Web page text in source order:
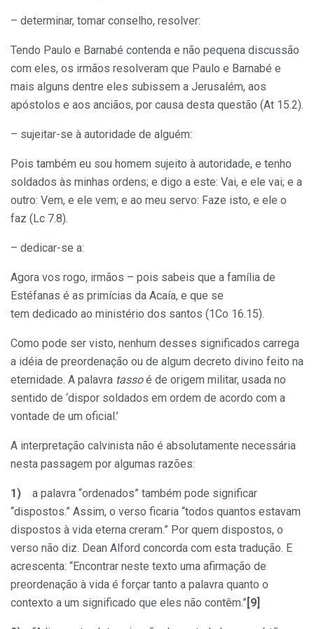
– determinar, tomar conselho, resolver:
Tendo Paulo e Barnabé contenda e não pequena discussão
com eles, os irmãos resolveram que Paulo e Barnabé e
mais alguns dentre eles subissem a Jerusalém, aos
apóstolos e aos anciãos, por causa desta questão (At 15.2).
– sujeitar-se à autoridade de alguém:
Pois também eu sou homem sujeito à autoridade, e tenho
soldados às minhas ordens; e digo a este: Vai, e ele vai; e a
outro: Vem, e ele vem; e ao meu servo: Faze isto, e ele o
faz (Lc 7.8).
– dedicar-se a:
Agora vos rogo, irmãos – pois sabeis que a família de
Estéfanas é as primícias da Acaía, e que se
tem dedicado ao ministério dos santos (1Co 16.15).
Como pode ser visto, nenhum desses significados carrega
a idéia de preordenação ou de algum decreto divino feito na
eternidade. A palavra tassoé de origem militar, usada no
sentido de ‘dispor soldados em ordem de acordo com a
vontade de um oficial.’
A interpretação calvinista não é absolutamente necessária
nesta passagem por algumas razões:
1) a palavra “ordenados” também pode significar
“dispostos.” Assim, o verso ficaria “todos quantos estavam
dispostos à vida eterna creram.” Por quem dispostos, o
verso não diz. Dean Alford concorda com esta tradução. E
acrescenta: “Encontrar neste texto uma afirmação de
preordenação à vida é forçar tanto a palavra quanto o
contexto a um significado que eles não contêm.” [9]